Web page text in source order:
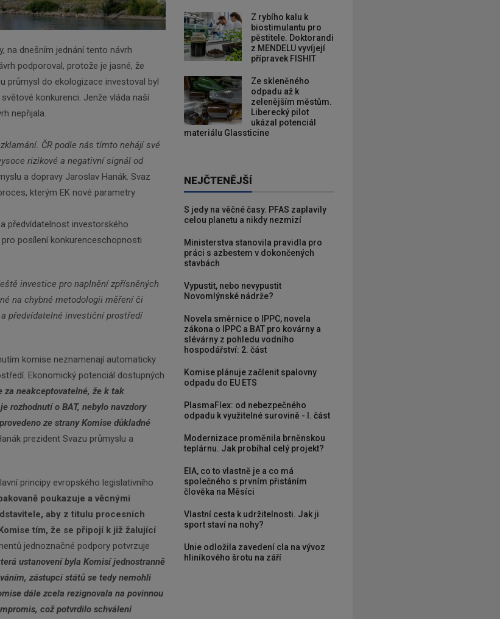
na dnešním jednání tento návrh
podporoval, protože je jasné, že
průmysl do ekologizace investoval byl
konkurenci. Jenže vláda naší
nepřijala.
ČR podle nás tímto nehájí své
rizikové a negativní signál od
a dopravy Jaroslav Hanák. Svaz
kterým EK nové parametry
předvídatelnost investorského
posílení konkurenceschopnosti
investice pro naplnění zpřísněných
na chybné metodologii měření či
předvídatelné investiční prostředí
komise neznamenají automaticky
Ekonomický potenciál dostupných
za neakceptovatelné, že k tak
rozhodnutí o BAT, nebylo navzdory
ze strany Komise důkladné
prezident Svazu průmyslu a
principy evropského legislativního
poukazuje a věcnými
aby z titulu procesních
tím, že se připojí k již žalující
jednoznačné podpory potvrzuje
ustanovení byla Komisí jednostranně
zástupci států se tedy nemohli
dále zcela rezignovala na povinnou
což potvrdilo schválení
Z rybího kalu k
biostimulantu pro
pěstitele. Doktorandi
z MENDELU vyvíjejí
přípravek FISHIT
Ze skleněného
odpadu až k
zelenějším městům.
Liberecký pilot
ukázal potenciál
materiálu Glassticine
NEJČTENĚJŠÍ
S jedy na věčné časy. PFAS zaplavily
celou planetu a nikdy nezmizí
Ministerstva stanovila pravidla pro
práci s azbestem v dokončených
stavbách
Vypustit, nebo nevypustit
Novomlýnské nádrže?
Novela směrnice o IPPC, novela
zákona o IPPC a BAT pro kovárny a
slévárny z pohledu vodního
hospodářství: 2. část
Komise plánuje začlenit spalovny
odpadu do EU ETS
PlasmaFlex: od nebezpečného
odpadu k využitelné surovině - I. část
Modernizace proměnila brněnskou
teplárnu. Jak probíhal celý projekt?
EIA, co to vlastně je a co má
společného s prvním přistáním
člověka na Měsíci
Vlastní cesta k udržitelnosti. Jak ji
sport staví na nohy?
Unie odložila zavedení cla na vývoz
hliníkového šrotu na září